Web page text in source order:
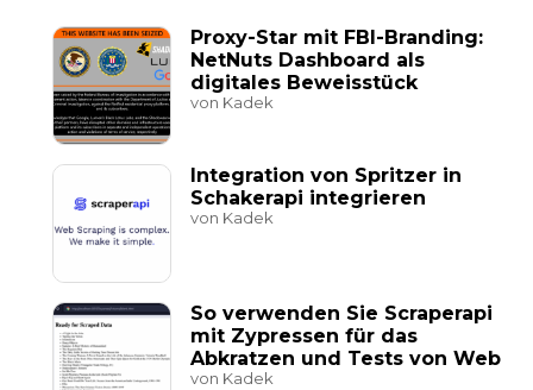
Proxy-Star mit FBI-Branding:
NetNuts Dashboard als
digitales Beweisstück
von Kadek
Integration von Spritzer in
Schakerapi integrieren
von Kadek
So verwenden Sie Scraperapi
mit Zypressen für das
Abkratzen und Tests von Web
von Kadek